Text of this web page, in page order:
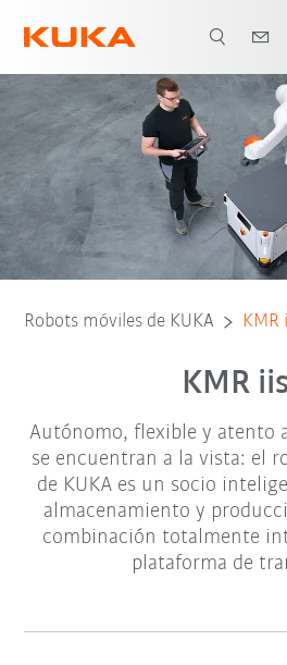
Sala blanca Características
Robots móviles de KUKA KMR
KMR
Autónomo, flexible y atento
se encuentran a la vista: el
de KUKA es un socio
almacenamiento y
combinación totalmente
plataforma de